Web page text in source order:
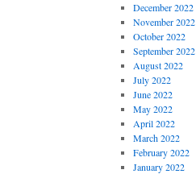
December 2022
November 2022
October 2022
September 2022
August 2022
July 2022
June 2022
May 2022
April 2022
March 2022
February 2022
January 2022